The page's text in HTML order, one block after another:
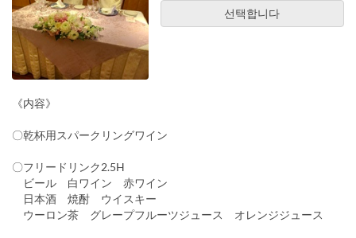
선택합니다
《内容》
〇乾杯用スパークリングワイン
〇フリードリンク2.5H
ビール 白ワイン 赤ワイン
日本酒 焼酎 ウイスキー
ウーロン茶 グレープフルーツジュース オレンジジュース